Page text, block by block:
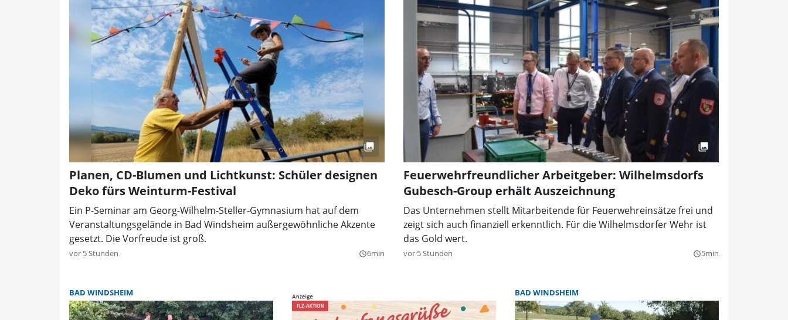
Planen, CD-Blumen und Lichtkunst: Schüler designen
Deko fürs Weinturm-Festival
Ein P-Seminar am Georg-Wilhelm-Steller-Gymnasium hat auf dem
Veranstaltungsgelände in Bad Windsheim außergewöhnliche Akzente
gesetzt. Die Vorfreude ist groß.
vor 5 Stunden query_builder6min
Feuerwehrfreundlicher Arbeitgeber: Wilhelmsdorfs
Gubesch-Group erhält Auszeichnung
Das Unternehmen stellt Mitarbeitende für Feuerwehreinsätze frei und
zeigt sich auch finanziell erkenntlich. Für die Wilhelmsdorfer Wehr ist
das Gold wert.
vor 5 Stunden query_builder5min
BAD WINDSHEIM BAD WINDSHEIM